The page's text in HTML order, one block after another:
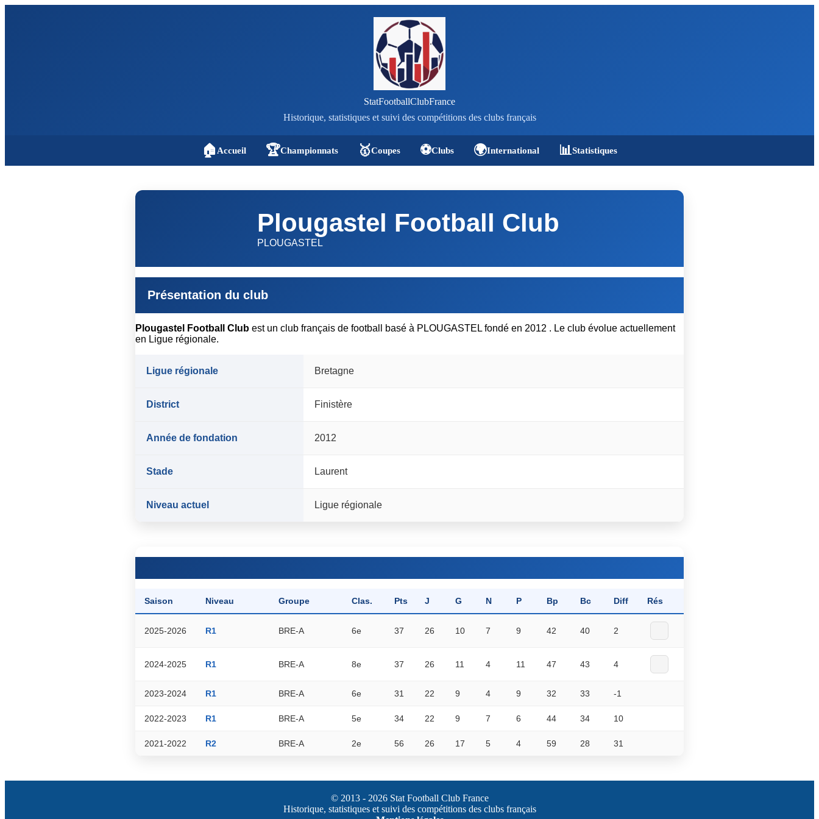
StatFootballClubFrance
Historique, statistiques et suivi des compétitions des clubs français
🏠 Accueil 🏆Championnats 🥇Coupes ⚽Clubs 🌍International 📊Statistiques
Plougastel Football Club
PLOUGASTEL
Présentation du club
Plougastel Football Club est un club français de football basé à PLOUGASTEL fondé en 2012 . Le club évolue actuellement
en Ligue régionale.
Ligue régionale Bretagne
District Finistère
Année de fondation 2012
Stade Laurent
Niveau actuel Ligue régionale
Saison Niveau Groupe Clas. Pts J G N P Bp Bc Diff Rés
2025-2026 R1 BRE-A 6e 37 26 10 7 9 42 40 2
2024-2025 R1 BRE-A 8e 37 26 11 4 11 47 43 4
2023-2024 R1 BRE-A 6e 31 22 9 4 9 32 33 -1
2022-2023 R1 BRE-A 5e 34 22 9 7 6 44 34 10
2021-2022 R2 BRE-A 2e 56 26 17 5 4 59 28 31
© 2013 - 2026 Stat Football Club France
Historique, statistiques et suivi des compétitions des clubs français